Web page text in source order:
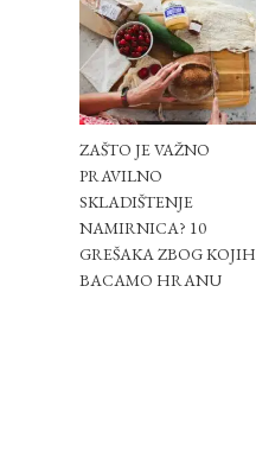
ZAŠTO JE VAŽNO
PRAVILNO
SKLADIŠTENJE
NAMIRNICA? 10
GREŠAKA ZBOG KOJIH
BACAMO HRANU